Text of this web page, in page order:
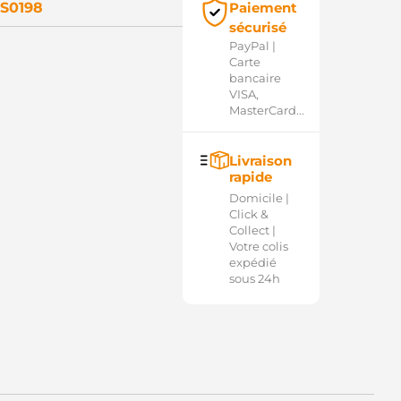
Paiement
sécurisé
PayPal |
Carte
bancaire
VISA,
MasterCard...
Livraison
rapide
Domicile |
Click &
Collect |
Votre colis
expédié
sous 24h